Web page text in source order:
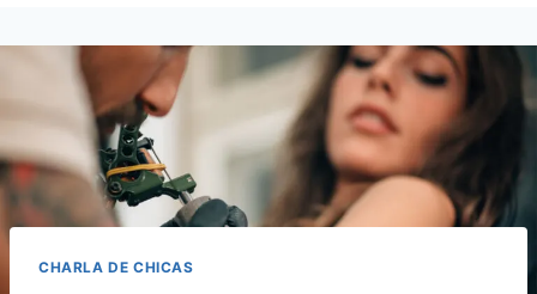
CHARLA DE CHICAS